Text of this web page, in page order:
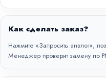
Как сделать заказ?
Нажмите «Запросить аналог»,
Менеджер проверит замену по